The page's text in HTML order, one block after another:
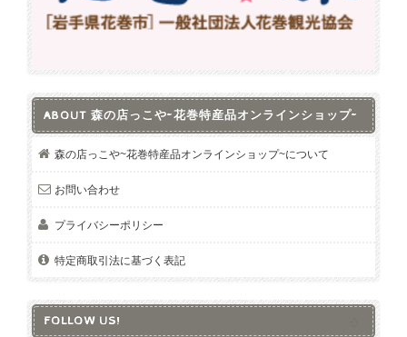
ABOUT 森の店っこや~花巻特産品オンラインショップ~
森の店っこや~花巻特産品オンラインショップ~について
お問い合わせ
プライバシーポリシー
特定商取引法に基づく表記
FOLLOW US!